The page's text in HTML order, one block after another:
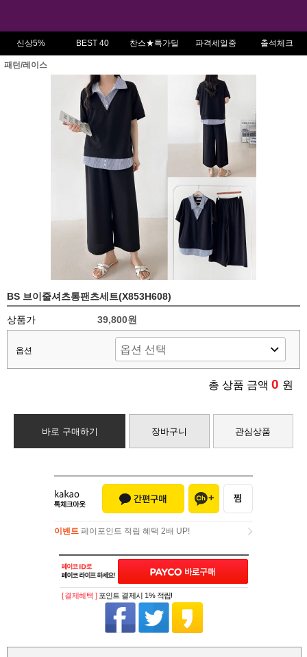
신상5% BEST 40 찬스★특가딜 파격세일중 출석체크
패턴/레이스
BS 브이줄셔츠통팬츠세트(X853H608)
상품가 39,800원
옵션
총 상품 금액 0 원
바로 구매하기 장바구니 관심상품
이벤트 페이포인트 적립 혜택 2배 UP!
[ 결제혜택 ] 포인트 결제시 1% 적립!